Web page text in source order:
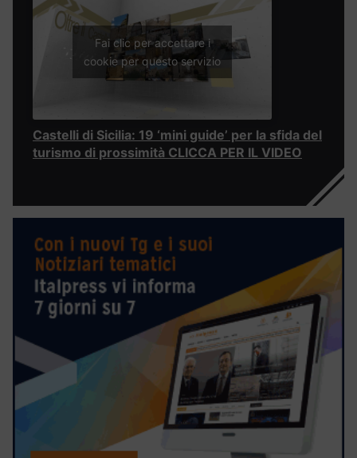
Fai clic per accettare i
cookie per questo servizio
Castelli di Sicilia: 19 ‘mini guide’ per la sfida del
turismo di prossimità CLICCA PER IL VIDEO